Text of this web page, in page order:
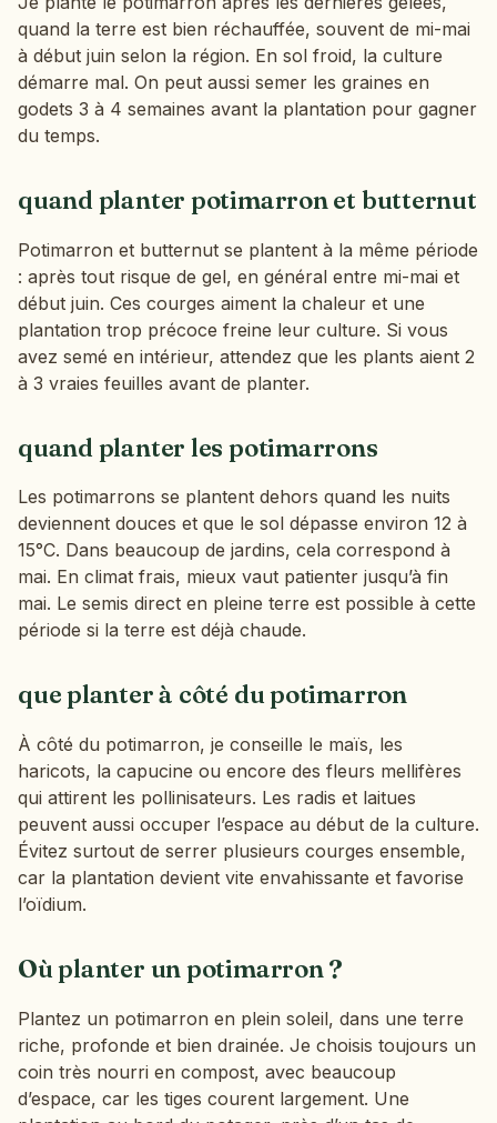
quand la terre est bien réchauffée, souvent de mi-mai
à début juin selon la région. En sol froid, la culture
démarre mal. On peut aussi semer les graines en
godets 3 à 4 semaines avant la plantation pour gagner
du temps.
quand planter potimarron et butternut
Potimarron et butternut se plantent à la même période
: après tout risque de gel, en général entre mi-mai et
début juin. Ces courges aiment la chaleur et une
plantation trop précoce freine leur culture. Si vous
avez semé en intérieur, attendez que les plants aient 2
à 3 vraies feuilles avant de planter.
quand planter les potimarrons
Les potimarrons se plantent dehors quand les nuits
deviennent douces et que le sol dépasse environ 12 à
15°C. Dans beaucoup de jardins, cela correspond à
mai. En climat frais, mieux vaut patienter jusqu’à fin
mai. Le semis direct en pleine terre est possible à cette
période si la terre est déjà chaude.
que planter à côté du potimarron
À côté du potimarron, je conseille le maïs, les
haricots, la capucine ou encore des fleurs mellifères
qui attirent les pollinisateurs. Les radis et laitues
peuvent aussi occuper l’espace au début de la culture.
Évitez surtout de serrer plusieurs courges ensemble,
car la plantation devient vite envahissante et favorise
l’oïdium.
Où planter un potimarron ?
Plantez un potimarron en plein soleil, dans une terre
riche, profonde et bien drainée. Je choisis toujours un
coin très nourri en compost, avec beaucoup
d’espace, car les tiges courent largement. Une